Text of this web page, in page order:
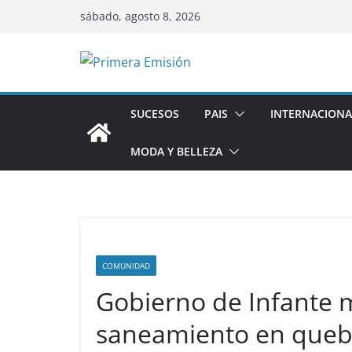
sábado, agosto 8, 2026
SUCESOS PAIS
MODA Y BELLEZA
COMUNIDAD
Gobierno de Infante
saneamiento en